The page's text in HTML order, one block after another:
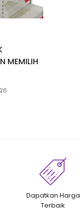
MEMILIH
Dapatkan Harga
Terbaik